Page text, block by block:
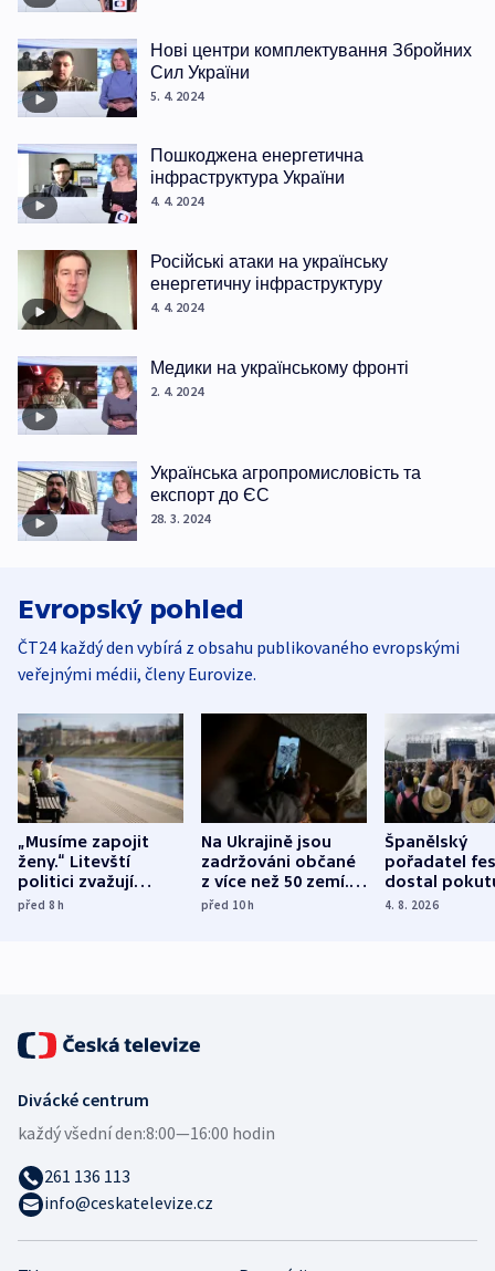
Нові центри комплектування Збройних
Сил України
5. 4. 2024
Пошкоджена енергетична
інфраструктура України
4. 4. 2024
Російські атаки на українську
енергетичну інфраструктуру
4. 4. 2024
Медики на українському фронті
2. 4. 2024
Українська агропромисловість та
експорт до ЄС
28. 3. 2024
Evropský pohled
ČT24 každý den vybírá z obsahu publikovaného evropskými
veřejnými médii, členy Eurovize.
„Musíme zapojit
ženy.“ Litevští
politici zvažují
dohodu o
před 8h
Na Ukrajině jsou
zadržováni občané
z více než 50 zemí.
Bojovali na straně
před 10h
Španělský
pořadatel
dostal
nekalé
4. 8. 2026
Divácké centrum
každý všední den:8:00—16:00 hodin
261 136 113
info@ceskatelevize.cz